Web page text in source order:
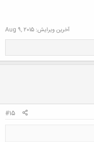
آخرین ویرایش: Aug 9, 2015
#15